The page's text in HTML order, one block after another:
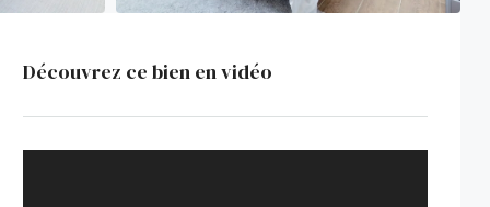
Découvrez ce bien en vidéo